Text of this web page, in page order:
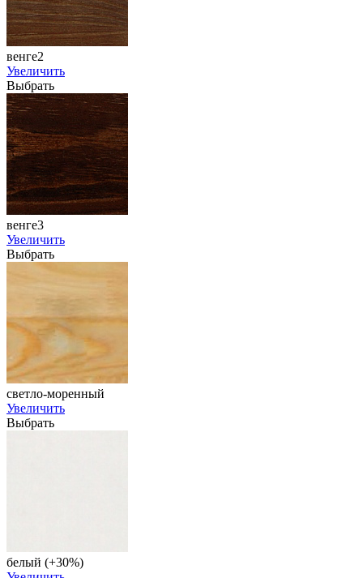
венге2
Увеличить
Выбрать
венге3
Увеличить
Выбрать
светло-моренный
Увеличить
Выбрать
белый (+30%)